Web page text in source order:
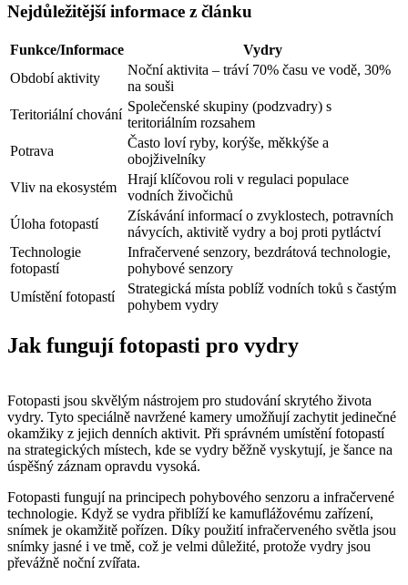
Nejdůležitější informace z článku
Funkce/Informace
Vydry
Období aktivity
Noční aktivita – tráví 70% času ve vodě, 30%
na souši
Teritoriální chování
Společenské skupiny (podzvadry) s
teritoriálním rozsahem
Potrava
Často loví ryby, korýše, měkkýše a
obojživelníky
Vliv na ekosystém
Hrají klíčovou roli v regulaci populace
vodních živočichů
Úloha fotopastí
Získávání informací o zvyklostech, potravních
návycích, aktivitě vydry a boj proti pytláctví
Technologie
fotopastí
Infračervené senzory, bezdrátová technologie,
pohybové senzory
Umístění fotopastí
Strategická místa poblíž vodních toků s častým
pohybem vydry
Jak fungují fotopasti pro vydry
Fotopasti jsou skvělým nástrojem pro studování skrytého života
vydry. Tyto speciálně navržené kamery umožňují zachytit jedinečné
okamžiky z jejich denních aktivit. Při správném umístění fotopastí
na strategických místech, kde se vydry běžně vyskytují, je šance na
úspěšný záznam opravdu vysoká.
Fotopasti fungují na principech pohybového senzoru a infračervené
technologie. Když se vydra přiblíží ke kamuflážovému zařízení,
snímek je okamžitě pořízen. Díky použití infračerveného světla jsou
snímky jasné i ve tmě, což je velmi důležité, protože vydry jsou
převážně noční zvířata.